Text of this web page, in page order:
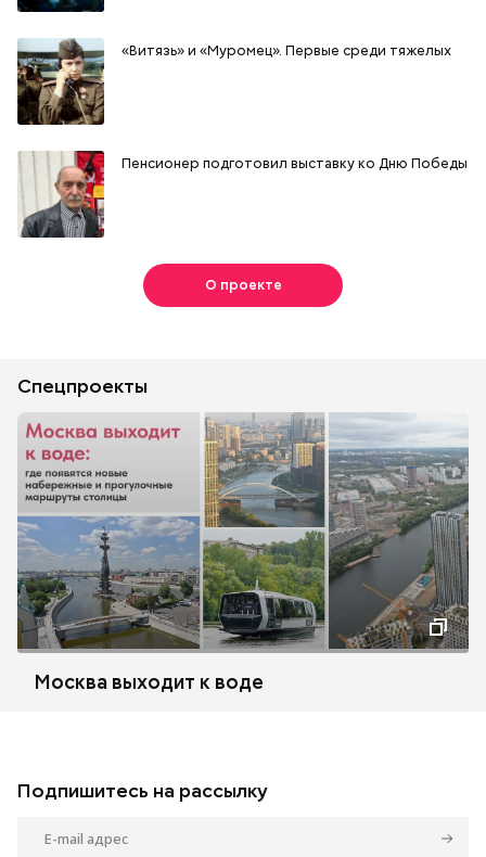
«Витязь» и «Муромец». Первые среди тяжелых
Пенсионер подготовил выставку ко Дню Победы
О проекте
Спецпроекты
Москва выходит к воде
Подпишитесь на рассылку